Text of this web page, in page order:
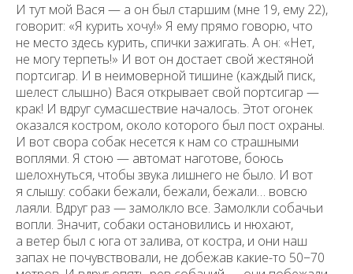
И тут мой Вася — а он был старшим (мне 19, ему 22),
говорит: «Я курить хочу!» Я ему прямо говорю, что
не место здесь курить, спички зажигать. А он: «Нет,
не могу терпеть!» И вот он достает свой жестяной
портсигар. И в неимоверной тишине (каждый писк,
шелест слышно) Вася открывает свой портсигар —
крак! И вдруг сумасшествие началось. Этот огонек
оказался костром, около которого был пост охраны.
И вот свора собак несется к нам со страшными
воплями. Я стою — автомат наготове, боюсь
шелохнуться, чтобы звука лишнего не было. И вот
я слышу: собаки бежали, бежали, бежали… вовсю
лаяли. Вдруг раз — замолкло все. Замолкли собачьи
вопли. Значит, собаки остановились и нюхают,
а ветер был с юга от залива, от костра, и они наш
запах не почувствовали, не добежав какие-то 50−70